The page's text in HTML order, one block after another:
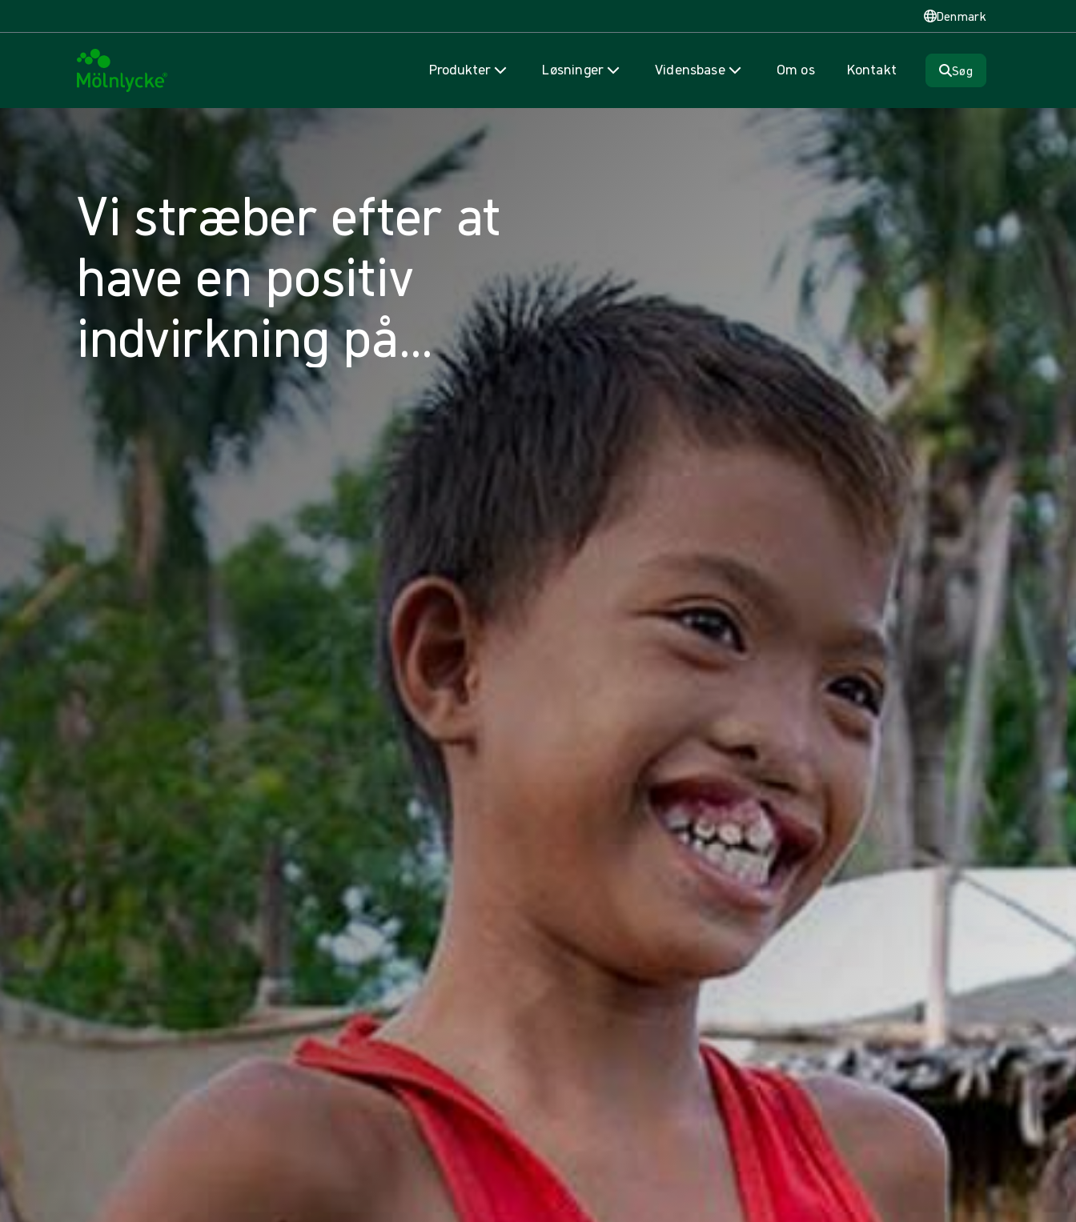
Denmark
Produkter Løsninger Vidensbase Om os Kontakt Søg
Vi stræber efter at
have en positiv
indvirkning på
samfundet